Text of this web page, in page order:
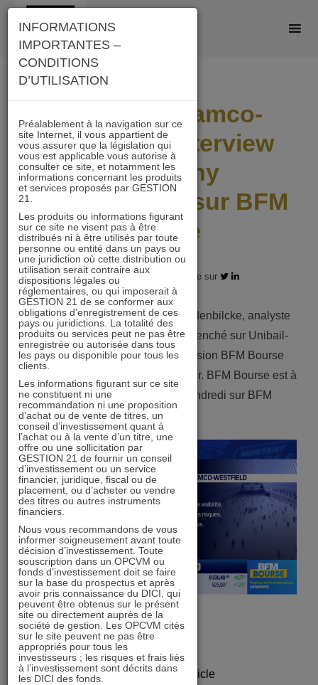
Skip
content
Unibail-Rodamco-
Westfield : interview
d’Anthony
Vandenbilcke sur BFM
Bourse
17.02.2026 - Partagez l'article sur
Ce mardi 17 février, Anthony Vandenbilcke, analyste
financier chez Gestion 21, s’est penché sur Unibail-
Rodamco-Westfield, dans l’émission BFM Bourse
présentée par Guillaume Sommerer. BFM Bourse est à
voir ou écouter du lundi au vendredi sur BFM
Business.
Article
Article
INFORMATIONS
IMPORTANTES –
CONDITIONS
D’UTILISATION
Préalablement à la navigation sur ce
site Internet, il vous appartient de
vous assurer que la législation qui
vous est applicable vous autorise à
consulter ce site, et notamment les
informations concernant les produits
et services proposés par GESTION
21.
Les produits ou informations figurant
sur ce site ne visent pas à être
distribués ni à être utilisés par toute
personne ou entité dans un pays ou
une juridiction où cette distribution ou
utilisation serait contraire aux
dispositions légales ou
réglementaires, ou qui imposerait à
GESTION 21 de se conformer aux
obligations d’enregistrement de ces
pays ou juridictions. La totalité des
produits ou services peut ne pas être
enregistrée ou autorisée dans tous
les pays ou disponible pour tous les
clients.
Les informations figurant sur ce site
ne constituent ni une
recommandation ni une proposition
d’achat ou de vente de titres, un
conseil d’investissement quant à
l’achat ou à la vente d’un titre, une
offre ou une sollicitation par
GESTION 21 de fournir un conseil
d’investissement ou un service
financier, juridique, fiscal ou de
placement, ou d’acheter ou vendre
des titres ou autres instruments
financiers.
Nous vous recommandons de vous
informer soigneusement avant toute
décision d’investissement. Toute
souscription dans un OPCVM ou
fonds d’investissement doit se faire
sur la base du prospectus et après
avoir pris connaissance du DICI, qui
peuvent être obtenus sur le présent
site ou directement auprès de la
société de gestion. Les OPCVM cités
sur le site peuvent ne pas être
appropriés pour tous les
investisseurs ; les risques et frais liés
à l’investissement sont décrits dans
les DICI des fonds.